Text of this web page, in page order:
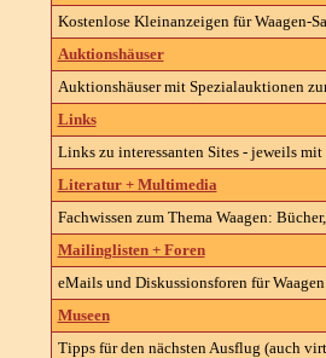
Kostenlose Kleinanzeigen für Waagen-
Auktionshäuser
Auktionshäuser mit Spezialauktionen
Links
Links zu interessanten Sites - jeweils
Literatur + Multimedia
Fachwissen zum Thema Waagen:
Mailinglisten + Foren
eMails und Diskussionsforen für
Museen
Tipps für den nächsten Ausflug (auch